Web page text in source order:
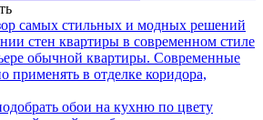
самых стильных и модных решений
стен квартиры в современном стиле
обычной квартиры. Современные
применять в отделке коридора,
обои на кухню по цвету